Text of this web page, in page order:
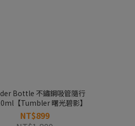
不鏽鋼吸管隨行
【Tumbler 曙光碧影】
NT$899